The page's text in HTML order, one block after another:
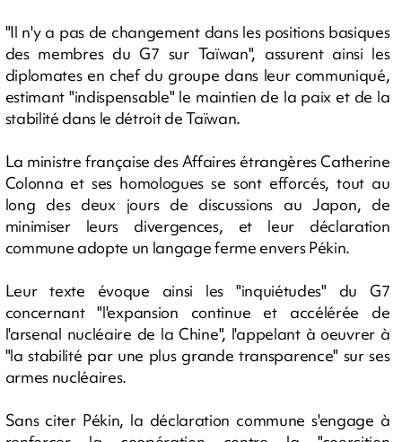
"Il n'y a pas de changement dans les positions basiques
des membres du G7 sur Taïwan", assurent ainsi les
diplomates en chef du groupe dans leur communiqué,
estimant "indispensable" le maintien de la paix et de la
stabilité dans le détroit de Taïwan.
La ministre française des Affaires étrangères Catherine
Colonna et ses homologues se sont efforcés, tout au
long des deux jours de discussions au Japon, de
minimiser leurs divergences, et leur déclaration
commune adopte un langage ferme envers Pékin.
Leur texte évoque ainsi les "inquiétudes" du G7
concernant "l'expansion continue et accélérée de
l'arsenal nucléaire de la Chine", l'appelant à oeuvrer à
"la stabilité par une plus grande transparence" sur ses
armes nucléaires.
Sans citer Pékin, la déclaration commune s'engage à